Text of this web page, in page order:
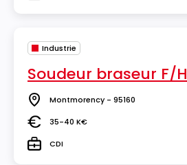
Industrie
Soudeur braseur F/H
Lieu Montmorency - 95160
Salaire35-40 K€
TypeCDI